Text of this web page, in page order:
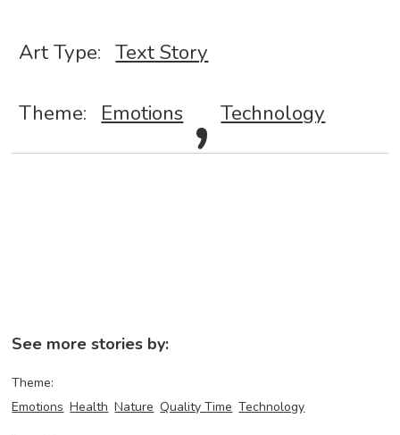
Art Type: Text Story
Theme: Emotions , Technology
See more stories by:
Theme:
Emotions Health Nature Quality Time Technology